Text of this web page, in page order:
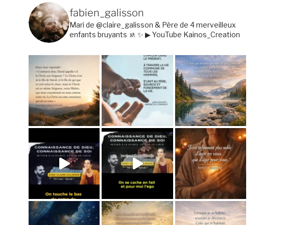
fabien_galisson
Mari de @claire_galisson & Père de 4 merveilleux
enfants bruyants 🚸 ✨ ▶ YouTube Kainos_Creation